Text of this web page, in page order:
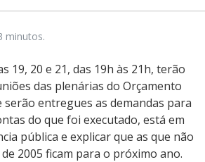
minutos.
19, 20 e 21, das 19h às 21h, terão
das plenárias do Orçamento
entregues as demandas para
do que foi executado, está em
pública e explicar que as que não
2005 ficam para o próximo ano.